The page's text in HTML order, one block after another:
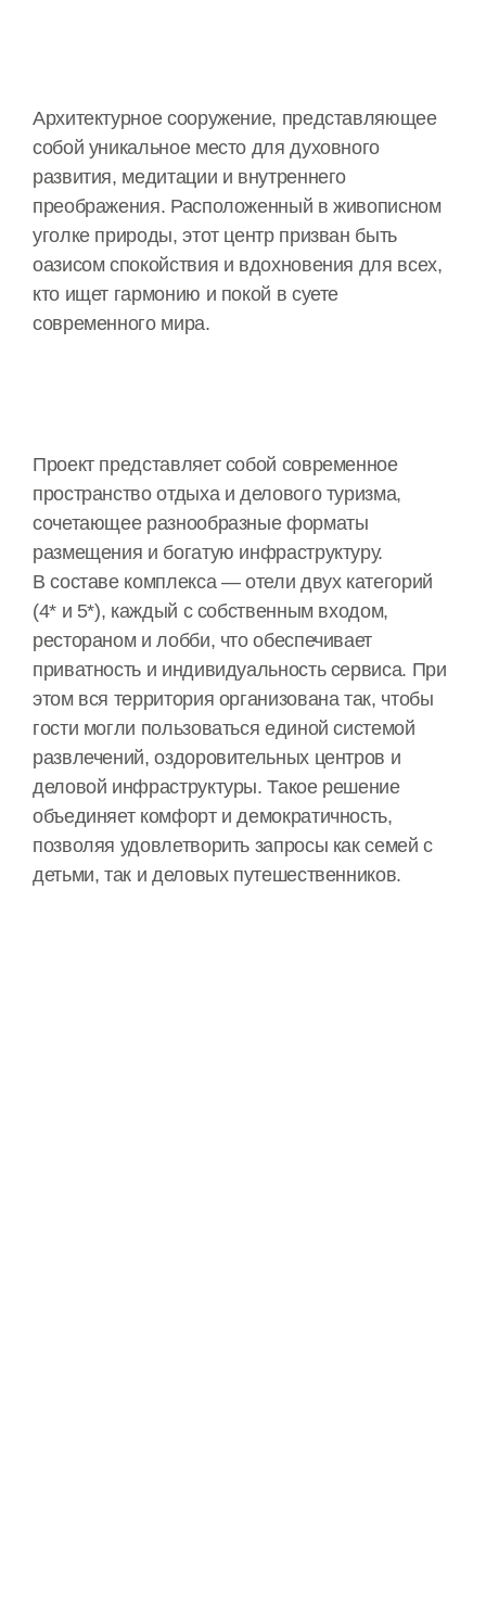
Архитектурное сооружение, представляющее
собой уникальное место для духовного
развития, медитации и внутреннего
преображения. Расположенный в живописном
уголке природы, этот центр призван быть
оазисом спокойствия и вдохновения для всех,
кто ищет гармонию и покой в суете
современного мира.
Проект представляет собой современное
пространство отдыха и делового туризма,
сочетающее разнообразные форматы
размещения и богатую инфраструктуру.
В составе комплекса — отели двух категорий
(4* и 5*), каждый с собственным входом,
рестораном и лобби, что обеспечивает
приватность и индивидуальность сервиса. При
этом вся территория организована так, чтобы
гости могли пользоваться единой системой
развлечений, оздоровительных центров и
деловой инфраструктуры. Такое решение
объединяет комфорт и демократичность,
позволяя удовлетворить запросы как семей с
детьми, так и деловых путешественников.